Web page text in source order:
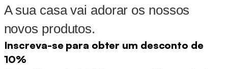
A sua casa vai adorar os nossos
novos produtos.
Inscreva-se para obter um desconto de
10%